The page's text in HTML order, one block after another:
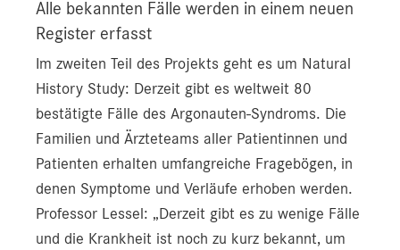
Alle bekannten Fälle werden in einem neuen
Register erfasst
Im zweiten Teil des Projekts geht es um Natural
History Study: Derzeit gibt es weltweit 80
bestätigte Fälle des Argonauten-Syndroms. Die
Familien und Ärzteteams aller Patientinnen und
Patienten erhalten umfangreiche Fragebögen, in
denen Symptome und Verläufe erhoben werden.
Professor Lessel: „Derzeit gibt es zu wenige Fälle
und die Krankheit ist noch zu kurz bekannt, um